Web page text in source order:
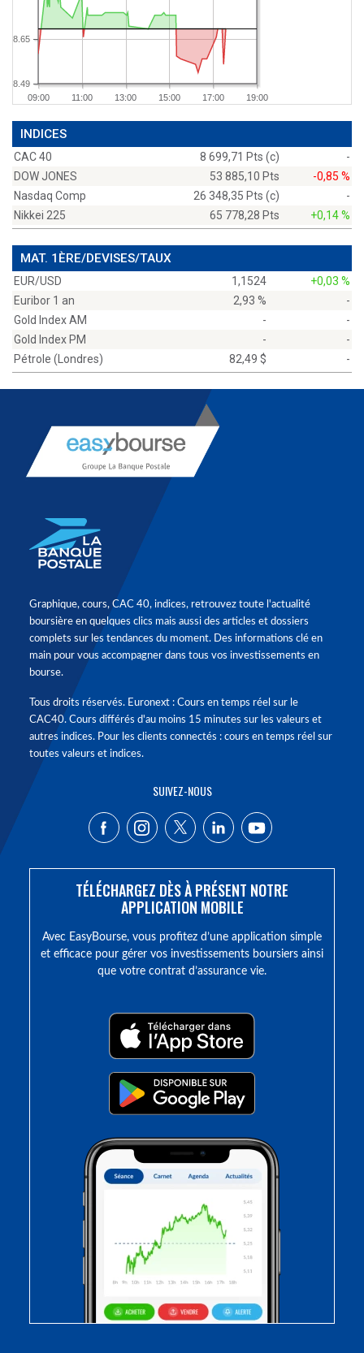
09:00 11:00 13:00 15:00 17:00 19:00
8.49
8.65
INDICES
CAC 40 8 699,71 Pts (c)
-
DOW JONES
53 885,10 Pts
-0,85 %
Nasdaq Comp
26 348,35 Pts (c)
-
Nikkei 225
65 778,28 Pts +0,14 %
MAT. 1ÈRE/DEVISES/TAUX
EUR/USD 1,1524
+0,03 %
Euribor 1 an
2,93 %
-
Gold Index AM
-
-
Gold Index PM
-
-
Pétrole (Londres)
82,49 $ -
Graphique, cours, CAC 40, indices, retrouvez toute l'actualité
boursière en quelques clics mais aussi des articles et dossiers
complets sur les tendances du moment. Des informations clé en
main pour vous accompagner dans tous vos investissements en
bourse.
Tous droits réservés. Euronext : Cours en temps réel sur le
CAC40. Cours différés d'au moins 15 minutes sur les valeurs et
autres indices. Pour les clients connectés : cours en temps réel sur
toutes valeurs et indices.
SUIVEZ-NOUS
TÉLÉCHARGEZ DÈS À PRÉSENT NOTRE
APPLICATION MOBILE
Avec EasyBourse, vous profitez d’une application simple
et efficace pour gérer vos investissements boursiers ainsi
que votre contrat d’assurance vie.